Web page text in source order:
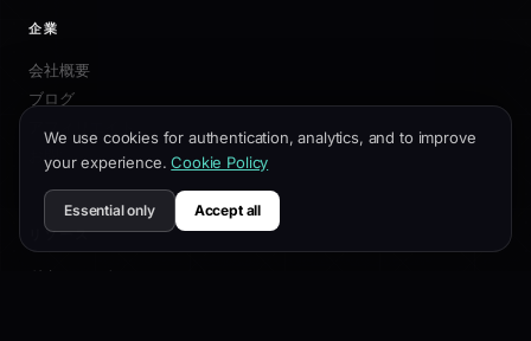
企業
会社概要
ブログ
お問い合わせ
リソース
ドキュメント
We use cookies for authentication, analytics, and to improve
your experience. Cookie Policy
Essential only Accept all